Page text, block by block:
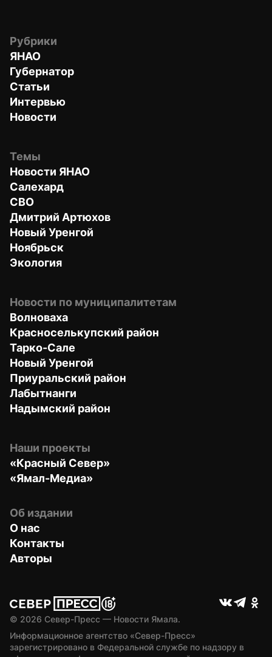
Рубрики
ЯНАО
Губернатор
Статьи
Интервью
Новости
Темы
Новости ЯНАО
Салехард
СВО
Дмитрий Артюхов
Новый Уренгой
Ноябрьск
Экология
Новости по муниципалитетам
Волноваха
Красноселькупский район
Тарко-Сале
Новый Уренгой
Приуральский район
Лабытнанги
Надымский район
Наши проекты
«Красный Север»
«Ямал-Медиа»
Об издании
О нас
Контакты
Авторы
© 2026 Север-Пресс — Новости Ямала.
Информационное агентство «Север-Пресс»
зарегистрировано в Федеральной службе по надзору в